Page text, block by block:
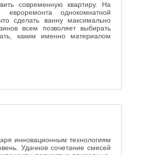
современную квартиру. На
однокомнатной
сделать ванну максимально
всем позволяет выбирать
каким именно материалом
инновационным технологиям
Удачное сочетание смесей